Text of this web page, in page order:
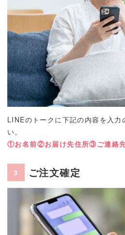
LINEのトークに下記の内容を入力
い。
①お名前②お届け先住所③ご連絡
3 ご注文確定